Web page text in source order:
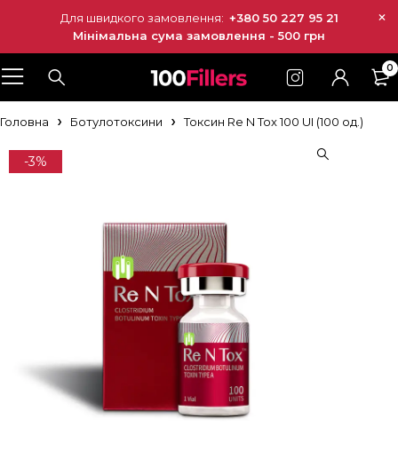
Для швидкого замовлення: +380 50 227 95 21
Мінімальна сума замовлення - 500 грн
0
Головна Ботулотоксини Токсин Re N Tox 100 UI (100 од.)
-3%